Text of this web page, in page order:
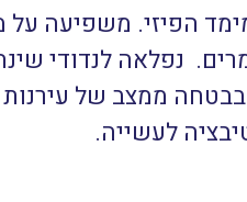
הפיזי. משפיעה
נפלאה לנדודי
ממצב של
לעשייה.